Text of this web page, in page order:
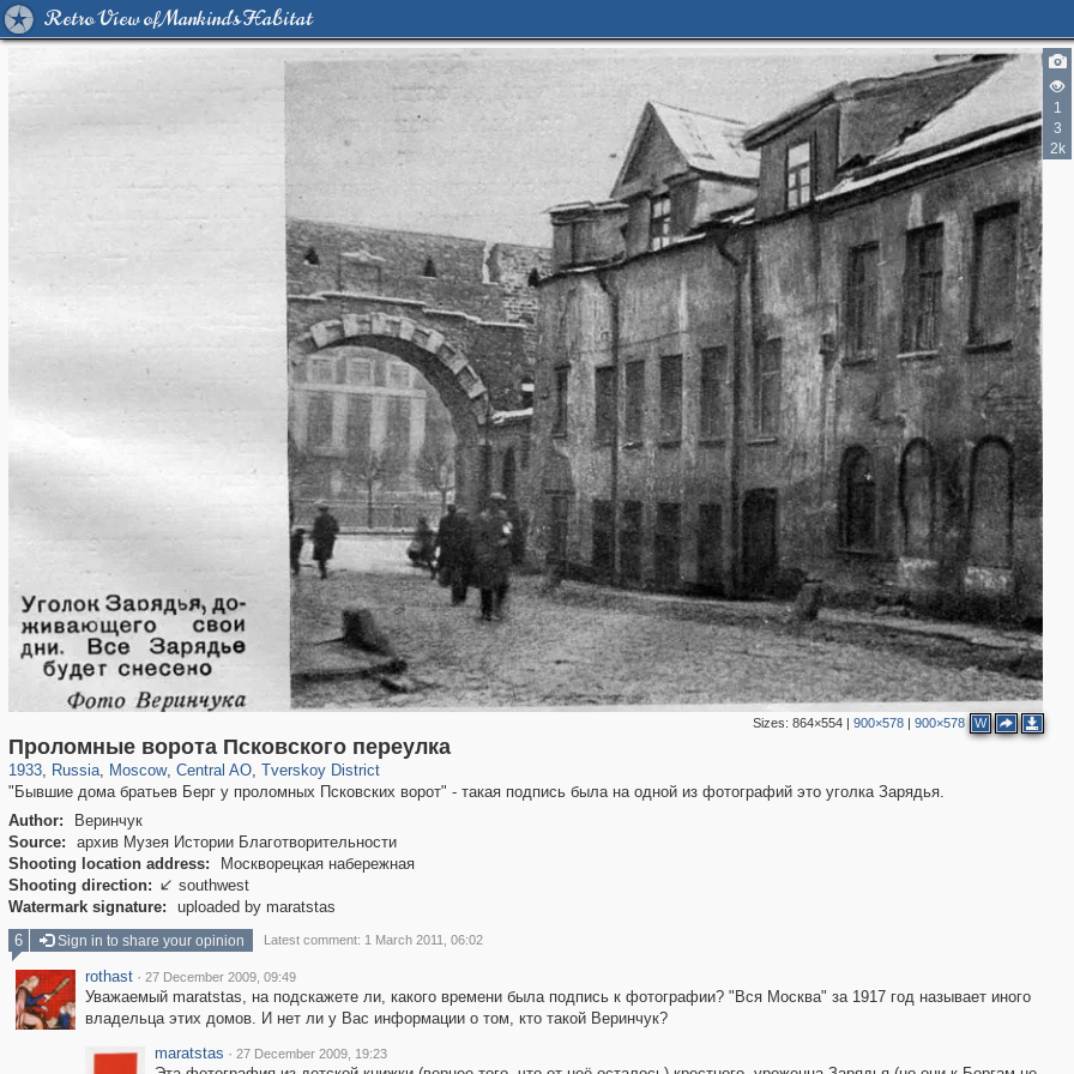
Retro View of Mankind's Habitat
1
3
2k
Sizes: 864×554| 900×578| 900×578 W
Проломные ворота Псковского переулка
1933, Russia
1,405,783 29,243
, Moscow
319,716 8,286
, Central AO
159,930 5,916
, Tverskoy District
53,016 2,283
"Бывшие дома братьев Берг у проломных Псковских ворот" - такая подпись была на одной из фотографий это уголка Зарядья.
Author:
Веринчук
Source:
архив Музея Истории Благотворительности
Shooting location address:
Москворецкая набережная
Shooting direction:  southwest
Watermark signature:
uploaded by maratstas
2
2
13
9
9
6
6
6
4
6
9
9
5
7
3
2
2
6 Sign in to share your opinion Latest comment: 1 March 2011, 06:02
rothast · 27 December 2009, 09:49
Уважаемый maratstas, на подскажете ли, какого времени была подпись к фотографии? "Вся Москва" за 1917 год называет иного
владельца этих домов. И нет ли у Вас информации о том, кто такой Веринчук?
maratstas · 27 December 2009, 19:23